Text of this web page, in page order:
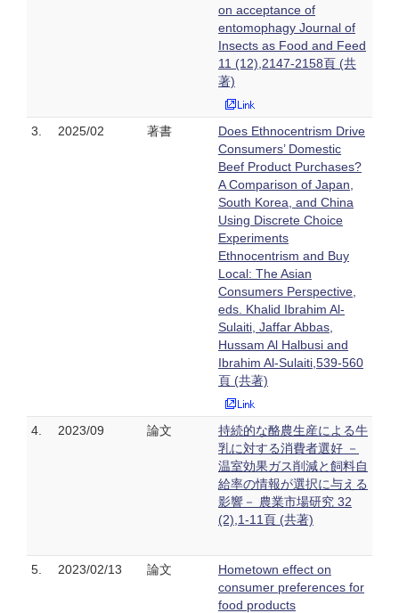
on acceptance of
entomophagy Journal of
Insects as Food and Feed
11 (12),2147-2158頁 (共
著)
3. 2025/02 著書
Does Ethnocentrism Drive
Consumers’ Domestic
Beef Product Purchases?
A Comparison of Japan,
South Korea, and China
Using Discrete Choice
Experiments
Ethnocentrism and Buy
Local: The Asian
Consumers Perspective,
eds. Khalid Ibrahim Al-
Sulaiti, Jaffar Abbas,
Hussam Al Halbusi and
Ibrahim Al-Sulaiti,539-560
頁 (共著)
4. 2023/09 論文
持続的な酪農生産による牛
乳に対する消費者選好 －
温室効果ガス削減と飼料自
給率の情報が選択に与える
影響－ 農業市場研究 32
(2),1-11頁 (共著)
5. 2023/02/13 論文
Hometown effect on
consumer preferences for
food products